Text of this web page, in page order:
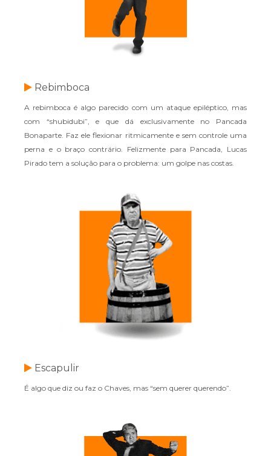
Rebimboca
A rebimboca é algo parecido com um ataque epiléptico, mas
com “shubidubi”, e que dá exclusivamente no Pancada
Bonaparte. Faz ele flexionar ritmicamente e sem controle uma
perna e o braço contrário. Felizmente para Pancada, Lucas
Pirado tem a solução para o problema: um golpe nas costas.
Escapulir
É algo que diz ou faz o Chaves, mas “sem querer querendo”.